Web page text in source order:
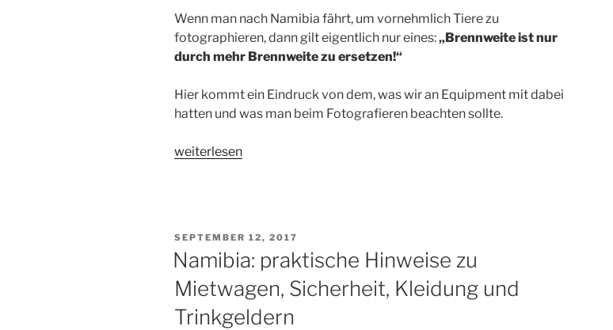
Wenn man nach Namibia fährt, um vornehmlich Tiere zu
fotographieren, dann gilt eigentlich nur eines:„Brennweite ist nur
durch mehr Brennweite zu ersetzen!“
Hier kommt ein Eindruck von dem, was wir an Equipment mit dabei
hatten und was man beim Fotografieren beachten sollte.
„Namibia:
weiterlesen
VERÖFFENTLICHT
AM
SEPTEMBER 12, 2017
Namibia: praktische Hinweise zu
Mietwagen, Sicherheit, Kleidung und
Trinkgeldern